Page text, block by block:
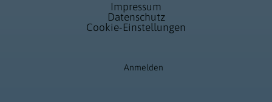
Impressum
Datenschutz
Cookie-Einstellungen
Anmelden